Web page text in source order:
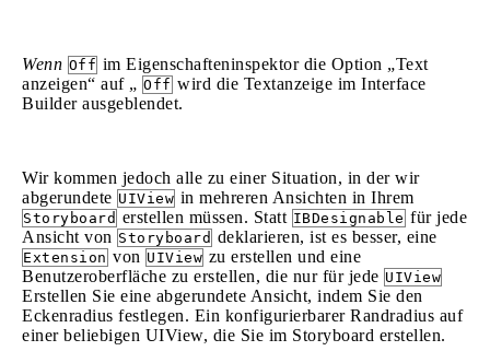
Wenn Off im Eigenschafteninspektor die Option „Text
anzeigen“ auf „ Off wird die Textanzeige im Interface
Builder ausgeblendet.
Wir kommen jedoch alle zu einer Situation, in der wir
abgerundete UIView in mehreren Ansichten in Ihrem
Storyboard erstellen müssen. Statt IBDesignable für jede
Ansicht von Storyboard deklarieren, ist es besser, eine
Extension von UIView zu erstellen und eine
Benutzeroberfläche zu erstellen, die nur für jede UIView
Erstellen Sie eine abgerundete Ansicht, indem Sie den
Eckenradius festlegen. Ein konfigurierbarer Randradius auf
einer beliebigen UIView, die Sie im Storyboard erstellen.